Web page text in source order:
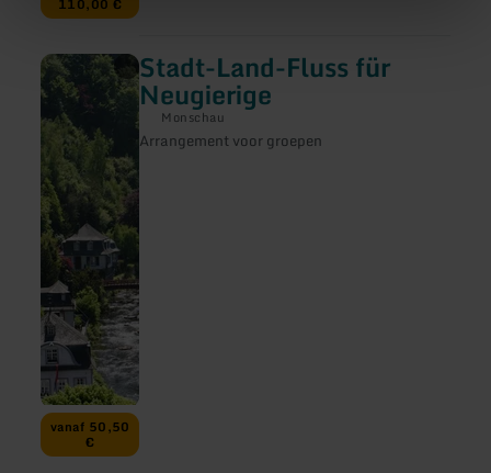
110,00 €
vanaf 50,50
€
Stadt-Land-Fluss für
Neugierige
Monschau
Arrangement voor groepen
meer
informatie
over:
Stadt-
Land-
Fluss
für
Neugierige